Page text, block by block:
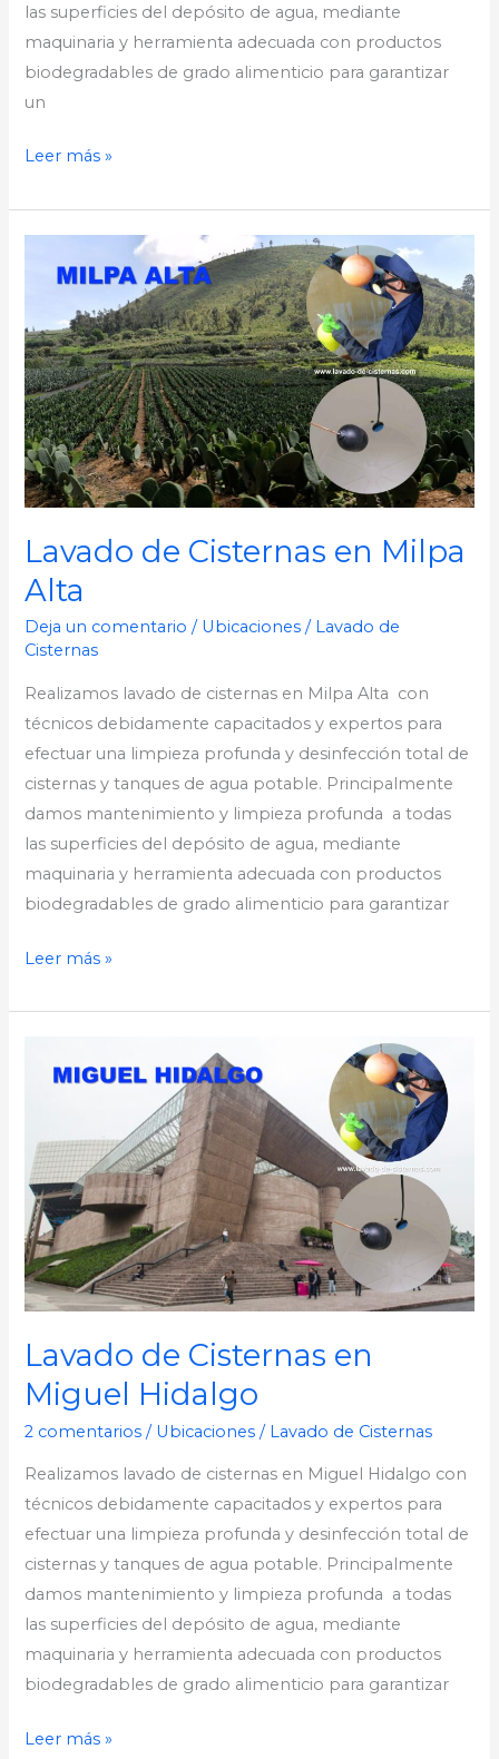
las superficies del depósito de agua, mediante
maquinaria y herramienta adecuada con productos
biodegradables de grado alimenticio para garantizar
un
Leer más »
Lavado de Cisternas en Milpa
Alta
Deja un comentario / Ubicaciones / Lavado de
Cisternas
Realizamos lavado de cisternas en Milpa Alta con
técnicos debidamente capacitados y expertos para
efectuar una limpieza profunda y desinfección total de
cisternas y tanques de agua potable. Principalmente
damos mantenimiento y limpieza profunda a todas
las superficies del depósito de agua, mediante
maquinaria y herramienta adecuada con productos
biodegradables de grado alimenticio para garantizar
Cisternas
en
Milpa
Alta
Leer más »
Lavado de Cisternas en
Miguel Hidalgo
2 comentarios / Ubicaciones / Lavado de Cisternas
Realizamos lavado de cisternas en Miguel Hidalgo con
técnicos debidamente capacitados y expertos para
efectuar una limpieza profunda y desinfección total de
cisternas y tanques de agua potable. Principalmente
damos mantenimiento y limpieza profunda a todas
las superficies del depósito de agua, mediante
maquinaria y herramienta adecuada con productos
biodegradables de grado alimenticio para garantizar
en
Miguel
Hidalgo
Leer más »